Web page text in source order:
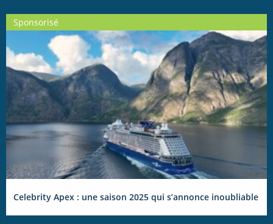
Sponsorisé
Celebrity Apex : une saison 2025 qui s’annonce inoubliable